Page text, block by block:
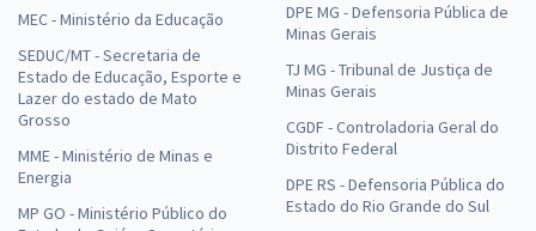
MEC - Ministério da Educação
SEDUC/MT - Secretaria de
Estado de Educação, Esporte e
Lazer do estado de Mato
Grosso
MME - Ministério de Minas e
Energia
MP GO - Ministério Público do
DPE MG - Defensoria Pública de
Minas Gerais
TJ MG - Tribunal de Justiça de
Minas Gerais
CGDF - Controladoria Geral do
Distrito Federal
DPE RS - Defensoria Pública do
Estado do Rio Grande do Sul